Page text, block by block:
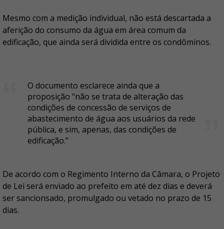
Mesmo com a medição individual, não está descartada a
aferição do consumo da água em área comum da
edificação, que ainda será dividida entre os condôminos.
O documento esclarece ainda que a
proposição "não se trata de alteração das
condições de concessão de serviços de
abastecimento de água aos usuários da rede
pública, e sim, apenas, das condições de
edificação.”
De acordo com o Regimento Interno da Câmara, o Projeto
de Lei será enviado ao prefeito em até dez dias e deverá
ser sancionsado, promulgado ou vetado no prazo de 15
dias.